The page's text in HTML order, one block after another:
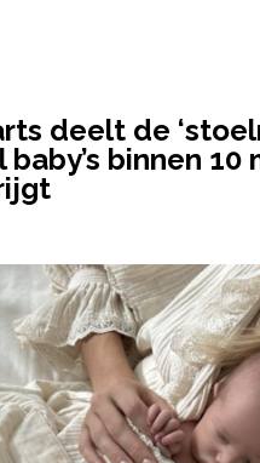
deelt de
baby’s binnen 10